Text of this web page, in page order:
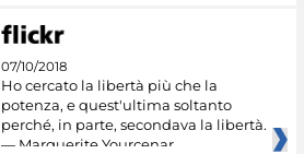
07/10/2018
Ho cercato la libertà più che la
potenza, e quest'ultima soltanto
perché, in parte, secondava la libertà.
— Marguerite Yourcenar